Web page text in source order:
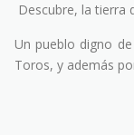
Descubre, la tierra
Un pueblo digno
Toros, y además